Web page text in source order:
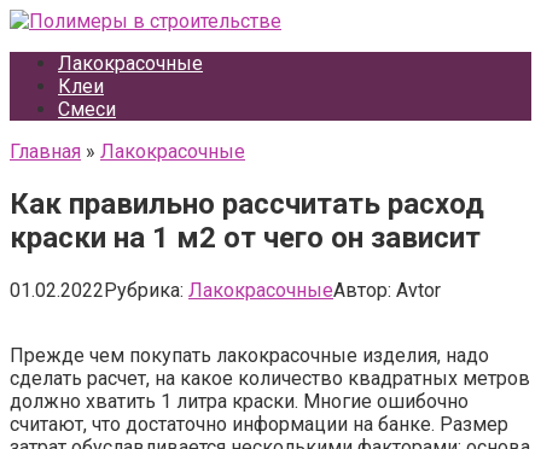
Перейти
контентуЛакокрасочные
Клеи
Смеси
Главная » Лакокрасочные
Как правильно рассчитать расход
краски на 1 м2 от чего он зависит
01.02.2022Рубрика: ЛакокрасочныеАвтор: Avtor
Прежде чем покупать лакокрасочные изделия, надо
сделать расчет, на какое количество квадратных метров
должно хватить 1 литра краски. Многие ошибочно
считают, что достаточно информации на банке. Размер